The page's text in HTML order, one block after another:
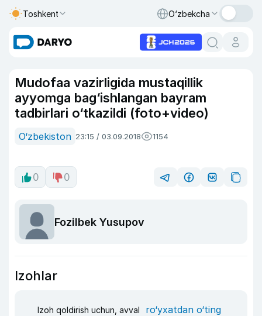
Toshkent O‘zbekcha
Mudofaa vazirligida mustaqillik
ayyomga bag‘ishlangan bayram
tadbirlari o‘tkazildi (foto+video)
O‘zbekiston 23:15 / 03.09.2018 1154
0 0
Fozilbek Yusupov
Izohlar
Izoh qoldirish uchun, avval ro‘yxatdan o‘ting